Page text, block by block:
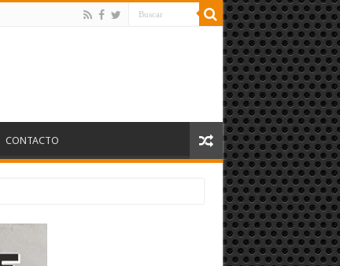
CONTACTO